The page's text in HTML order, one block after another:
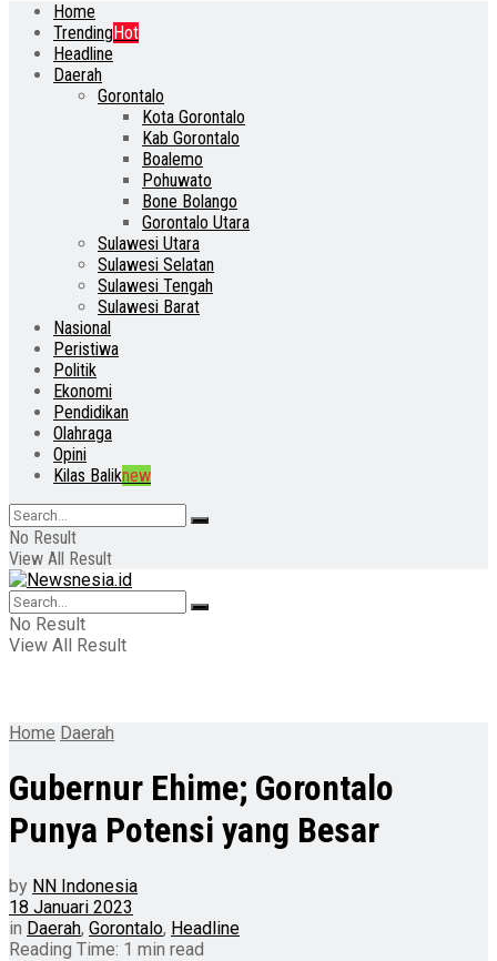
Home
TrendingHot
Headline
Daerah
Gorontalo
Kota Gorontalo
Kab Gorontalo
Boalemo
Pohuwato
Bone Bolango
Gorontalo Utara
Sulawesi Utara
Sulawesi Selatan
Sulawesi Tengah
Sulawesi Barat
Nasional
Peristiwa
Politik
Ekonomi
Pendidikan
Olahraga
Opini
Kilas Baliknew
No Result
View All Result
No Result
View All Result
Home Daerah
Gubernur Ehime; Gorontalo
Punya Potensi yang Besar
by NN Indonesia
18 Januari 2023
in Daerah, Gorontalo, Headline
Reading Time: 1 min read